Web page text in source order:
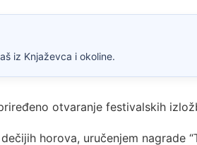
iz Knjaževca i okoline.
otvaranje festivalskih
horova, uručenjem nagrade